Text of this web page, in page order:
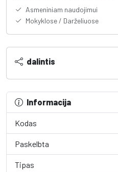
Asmeniniam naudojimui
Mokyklose / Darželiuose
dalintis
Informacija
Kodas
Paskelbta
Tipas